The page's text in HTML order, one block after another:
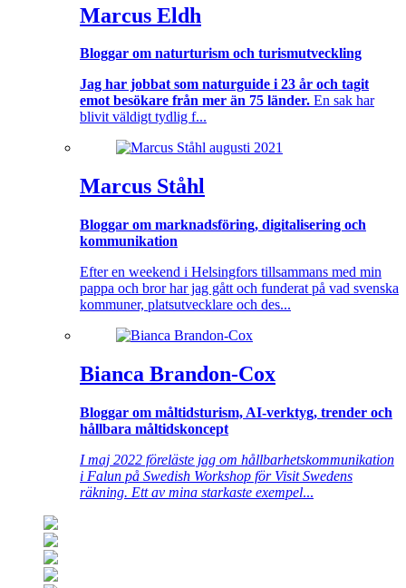
Marcus Eldh
Bloggar om naturturism och turismutveckling
Jag har jobbat som naturguide i 23 år och tagit
emot besökare från mer än 75 länder. En sak har
blivit väldigt tydlig f...
Marcus Ståhl
Bloggar om marknadsföring, digitalisering och
kommunikation
Efter en weekend i Helsingfors tillsammans med min
pappa och bror har jag gått och funderat på vad svenska
kommuner, platsutvecklare och des...
Bianca Brandon-Cox
Bloggar om måltidsturism, AI-verktyg, trender och
hållbara måltidskoncept
I maj 2022 föreläste jag om hållbarhetskommunikation
i Falun på Swedish Workshop för Visit Swedens
räkning. Ett av mina starkaste exempel...